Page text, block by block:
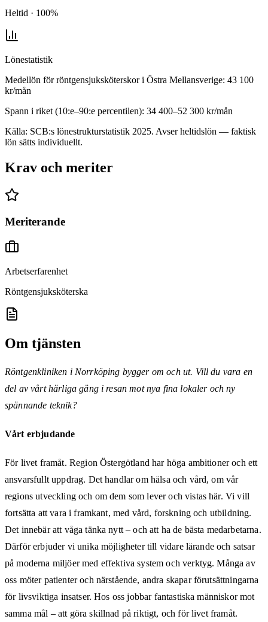
Heltid · 100%
Lönestatistik
Medellön förröntgensjuksköterskori Östra Mellansverige: 43 100
kr/mån
Spann i riket (10:e–90:e percentilen): 34 400–52 300 kr/mån
Källa: SCB:s lönestrukturstatistik 2025. Avser heltidslön — faktisk
lön sätts individuellt.
Krav och meriter
Meriterande
Arbetserfarenhet
Röntgensjuksköterska
Om tjänsten
Röntgenkliniken i Norrköping bygger om och ut. Vill du vara en
del av vårt härliga gäng i resan mot nya fina lokaler och ny
spännande teknik?
Vårt erbjudande
För livet framåt. Region Östergötland har höga ambitioner och ett
ansvarsfullt uppdrag. Det handlar om hälsa och vård, om vår
regions utveckling och om dem som lever och vistas här. Vi vill
fortsätta att vara i framkant, med vård, forskning och utbildning.
Det innebär att våga tänka nytt – och att ha de bästa medarbetarna.
Därför erbjuder vi unika möjligheter till vidare lärande och satsar
på moderna miljöer med effektiva system och verktyg. Många av
oss möter patienter och närstående, andra skapar förutsättningarna
för livsviktiga insatser. Hos oss jobbar fantastiska människor mot
samma mål – att göra skillnad på riktigt, och för livet framåt.